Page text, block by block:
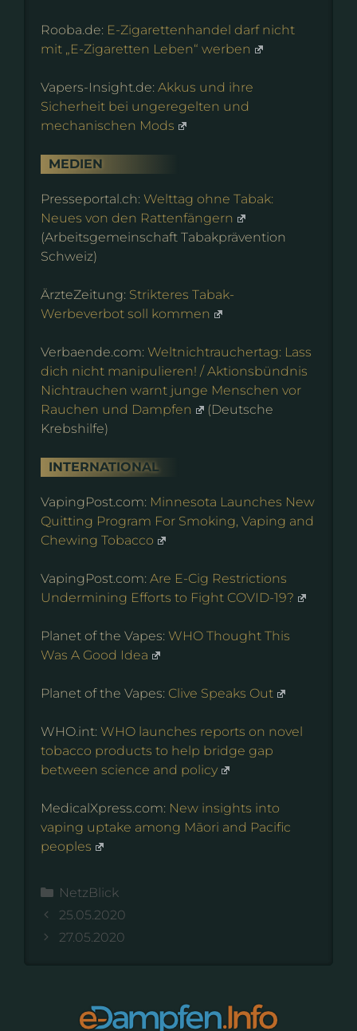
Rooba.de: E-Zigarettenhandel darf nicht
mit „E-Zigaretten Leben“ werben
Vapers-Insight.de: Akkus und ihre
Sicherheit bei ungeregelten und
mechanischen Mods
MEDIEN
Presseportal.ch: Welttag ohne Tabak:
Neues von den Rattenfängern
(Arbeitsgemeinschaft Tabakprävention
Schweiz)
ÄrzteZeitung: Strikteres Tabak-
Werbeverbot soll kommen
Verbaende.com: Weltnichtrauchertag: Lass
dich nicht manipulieren! / Aktionsbündnis
Nichtrauchen warnt junge Menschen vor
Rauchen und Dampfen
(Deutsche
Krebshilfe)
INTERNATIONAL
VapingPost.com: Minnesota Launches New
Quitting Program For Smoking, Vaping and
Chewing Tobacco
VapingPost.com: Are E-Cig Restrictions
Undermining Efforts to Fight COVID-19?
Planet of the Vapes: WHO Thought This
Was A Good Idea
Planet of the Vapes: Clive Speaks Out
WHO.int: WHO launches reports on novel
tobacco products to help bridge gap
between science and policy
MedicalXpress.com: New insights into
vaping uptake among Māori and Pacific
peoples
Kategorien
NetzBlick
25.05.2020
27.05.2020